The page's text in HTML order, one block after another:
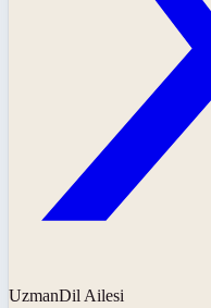
UzmanDil Ailesi